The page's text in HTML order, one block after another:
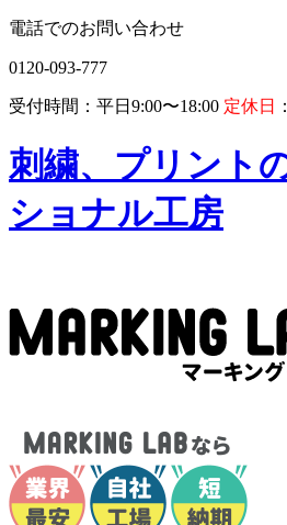
電話でのお問い合わせ
0120-093-777
受付時間：平日9:00〜18:00 定休日
刺繍、プリント
ショナル工房